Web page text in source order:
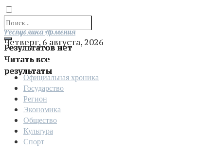
Результатов нет
Читать все
результаты
Отправить
Республика Армения
Четверг, 6 августа, 2026
Официальная хроника
Государство
Регион
Экономика
Общество
Культура
Спорт